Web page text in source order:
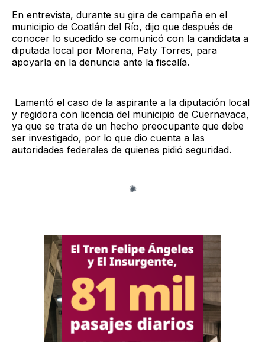
En entrevista, durante su gira de campaña en el
municipio de Coatlán del Río, dijo que después de
conocer lo sucedido se comunicó con la candidata a
diputada local por Morena, Paty Torres, para
apoyarla en la denuncia ante la fiscalía.
Lamentó el caso de la aspirante a la diputación local
y regidora con licencia del municipio de Cuernavaca,
ya que se trata de un hecho preocupante que debe
ser investigado, por lo que dio cuenta a las
autoridades federales de quienes pidió seguridad.